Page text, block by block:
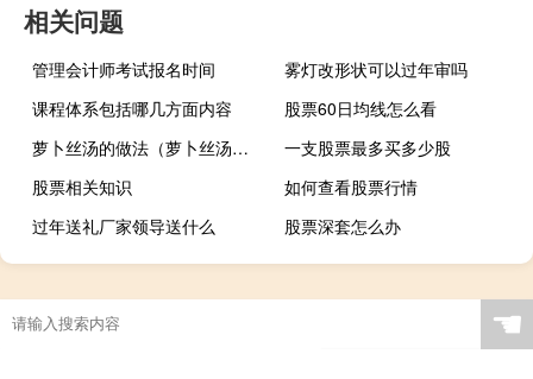
相关问题
管理会计师考试报名时间
雾灯改形状可以过年审吗
课程体系包括哪几方面内容
股票60日均线怎么看
萝卜丝汤的做法（萝卜丝汤的家常做法）
一支股票最多买多少股
股票相关知识
如何查看股票行情
过年送礼厂家领导送什么
股票深套怎么办
☚